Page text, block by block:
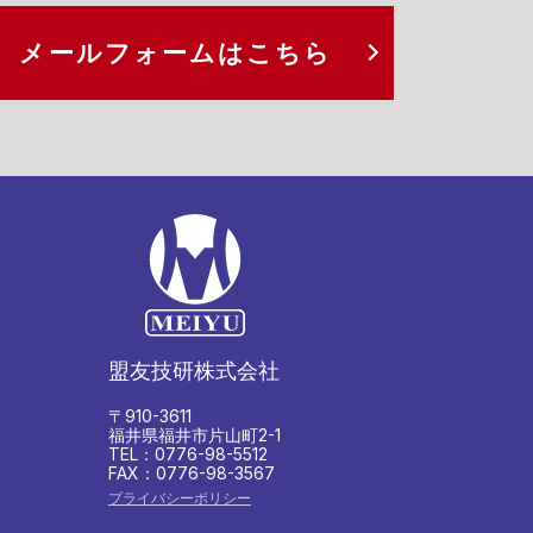
メールフォームは こちら
盟友技研株式会社
〒910-3611
福井県福井市片山町2-1
TEL：0776-98-5512
FAX：0776-98-3567
プライバシーポリシー